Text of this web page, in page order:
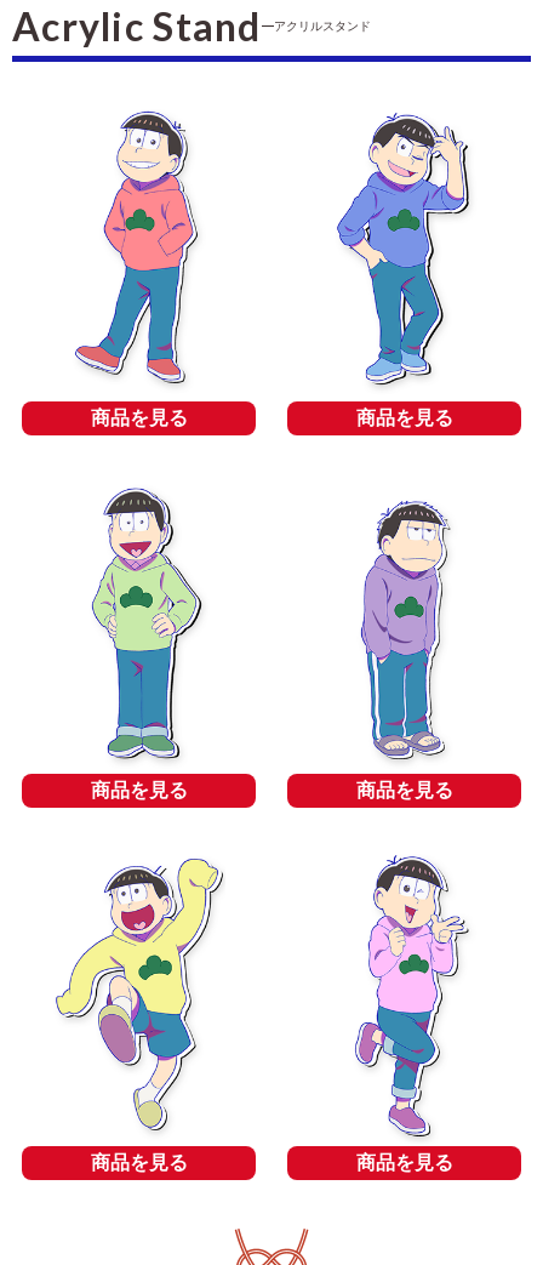
Acrylic Stand アクリルスタンド
商品を見る 商品を見る
商品を見る 商品を見る
商品を見る 商品を見る